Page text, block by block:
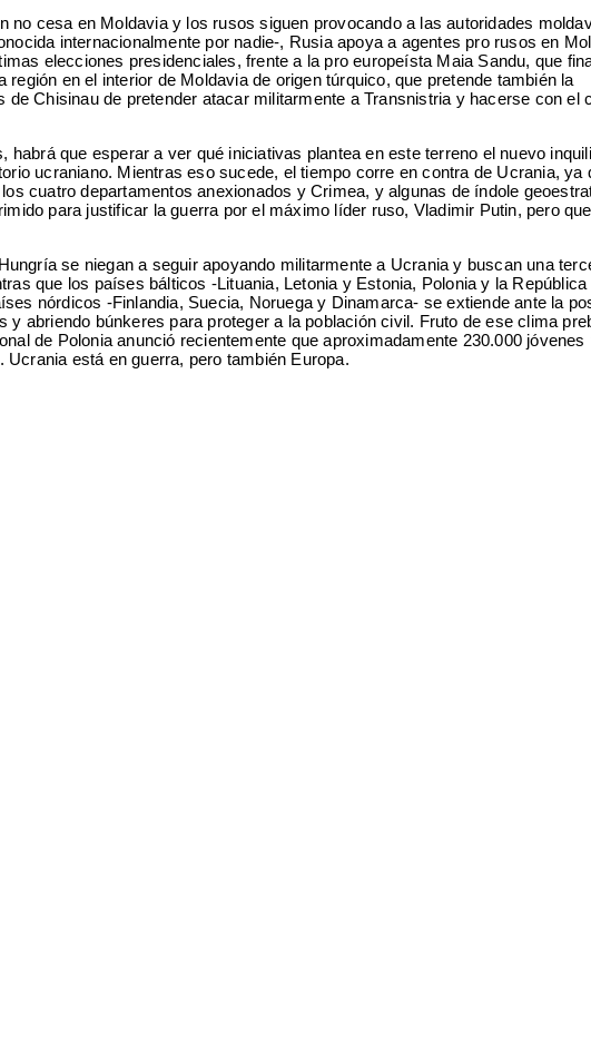
cesa en Moldavia y los rusos siguen provocando a las autoridades
internacionalmente por nadie-, Rusia apoya a agentes pro rusos en
elecciones presidenciales, frente a la pro europeísta Maia Sandu, que
en el interior de Moldavia de origen túrquico, que pretende también la
Chisinau de pretender atacar militarmente a Transnistria y hacerse con el
que esperar a ver qué iniciativas plantea en este terreno el nuevo
ucraniano. Mientras eso sucede, el tiempo corre en contra de Ucrania, ya
cuatro departamentos anexionados y Crimea, y algunas de índole
para justificar la guerra por el máximo líder ruso, Vladimir Putin, pero
se niegan a seguir apoyando militarmente a Ucrania y buscan una
que los países bálticos -Lituania, Letonia y Estonia, Polonia y la
nórdicos -Finlandia, Suecia, Noruega y Dinamarca- se extiende ante la
abriendo búnkeres para proteger a la población civil. Fruto de ese clima
de Polonia anunció recientemente que aproximadamente 230.000 jóvenes
está en guerra, pero también Europa.